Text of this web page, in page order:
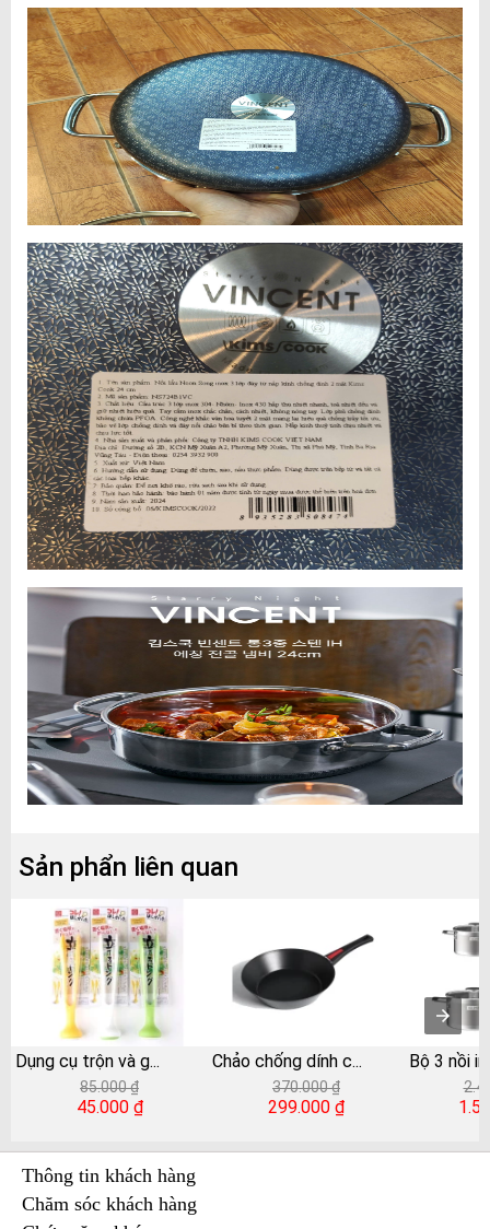
Sản phẩn liên quan
Dụng cụ trộn và g...
85.000 ₫
45.000 ₫
Chảo chống dính c...
370.000 ₫
299.000 ₫
Bộ 3 nồi
Thông tin khách hàng
Chăm sóc khách hàng